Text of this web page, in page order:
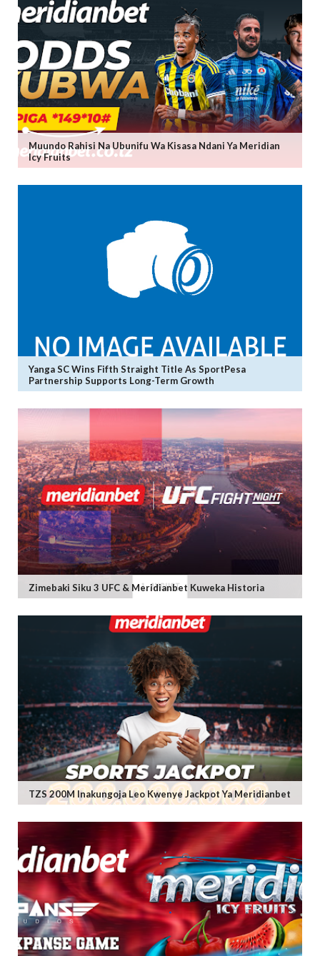
Muundo Rahisi Na Ubunifu Wa Kisasa Ndani Ya Meridian
Icy Fruits
Yanga SC Wins Fifth Straight Title As SportPesa
Partnership Supports Long-Term Growth
Zimebaki Siku 3 UFC & Meridianbet Kuweka Historia
TZS 200M Inakungoja Leo Kwenye Jackpot Ya Meridianbet